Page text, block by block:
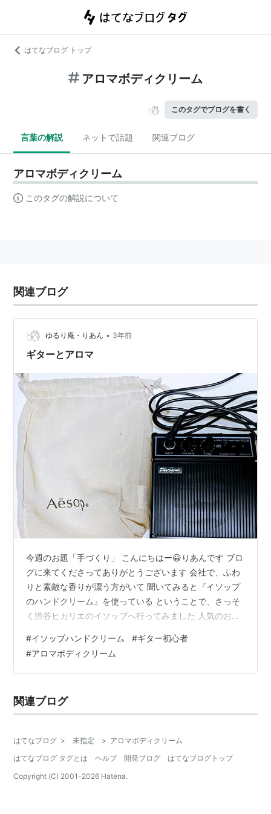
はてなブログ トップ
アロマボディクリーム
このタグでブログを書く
言葉の解説 ネットで話題 関連ブログ
アロマボディクリーム
このタグの解説について
関連ブログ
ゆるり庵・りあん • 3年前
ギターとアロマ
今週のお題「手づくり」 こんにちはー😀りあんです ブロ
グに来てくださってありがとうございます 会社で、ふわ
りと素敵な香りが漂う方がいて 聞いてみると『イソップ
のハンドクリーム』を使っている ということで、さっそ
く渋谷ヒカリエのイソップへ行ってみました 人気のお店
店の真ん中に滝のようなものがあるので、気になっての
ぞいてみると 店員さんがにこやかに 「なにかお探しです
か？」 と近寄ってこられた 「ハ、ハンドクリームを‥」
て‥」 どうやら滝は、お試し前の手を洗うためにあるの
です 手を洗っている時に気…
#イソップハンドクリーム #ギター初心者
#アロマボディクリーム
関連ブログ
はてなブログ > 未指定 > アロマボディクリーム
はてなブログ タグとは
ヘルプ 開発ブログ
はてなブログトップ
Copyright (C) 2001-2026 Hatena.